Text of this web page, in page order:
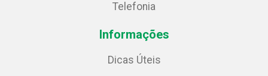
Telefonia
Informações
Dicas Úteis